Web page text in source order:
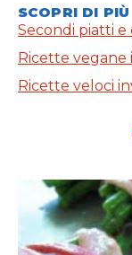
SCOPRI DI PIÙ
Secondi piatti
Ricette vegane
Ricette veloci